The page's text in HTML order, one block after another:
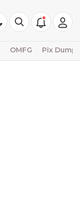
OMFG Pix Dump